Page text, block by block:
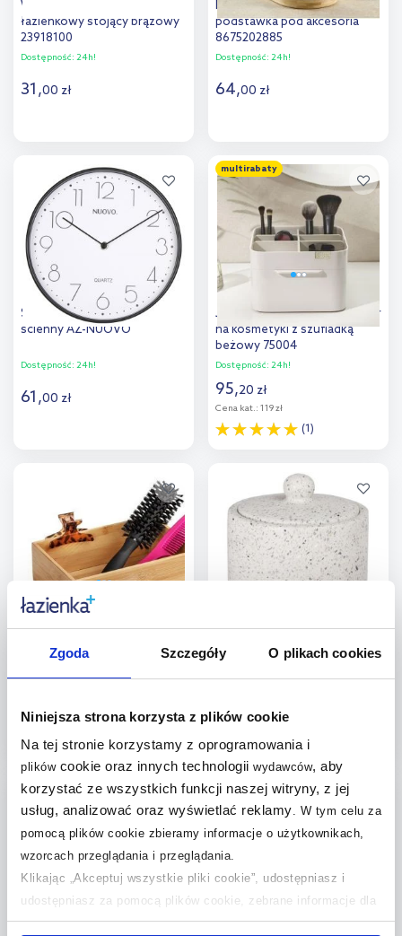
Zgoda Szczegóły O plikach cookies
Niniejsza strona korzysta z plików cookie
Na tej stronie korzystamy z oprogramowania i
plikówcookie oraz innych technologii wydawców, aby
korzystać ze wszystkich funkcji naszej witryny, z jej
usług, analizować oraz wyświetlać reklamy. W tym celu za
pomocą plików cookie zbieramy informacje o użytkownikach,
wzorcach przeglądania i przeglądania.
Klikając „Akceptuj wszystkie pliki cookie”, udostępniasz i
udostępniasz za pomocą plików cookie, zebrane informacje dla
użytkowników zewnętrznych, a także nasi partnerzy reklamowi.
Wenko Terra pojemnik
łazienkowy stojący brązowy
23918100
Dostępność: 24h!
31,00 zł
Dodaj do
porównania
Kleine Wolke Dash
podstawka pod akcesoria
8675202885
Dostępność: 24h!
64,00 zł
Dodaj do
porównania
Splendid Nuovo zegar
ścienny AZ-NUOVO
Dostępność: 24h!
61,00 zł
porównania
multirabaty
Joseph Joseph Viva organizer
na kosmetyki z szufladką
beżowy 75004
Dostępność: 24h!
95,20 zł
Cena kat.: 119 zł
(1)
Dodaj do
porównania
Do koszyka
Dodaj do
porównania
AWD02341552
Cena kat.:130 zł
Do koszyka
Dodaj do
porównania
multirabaty